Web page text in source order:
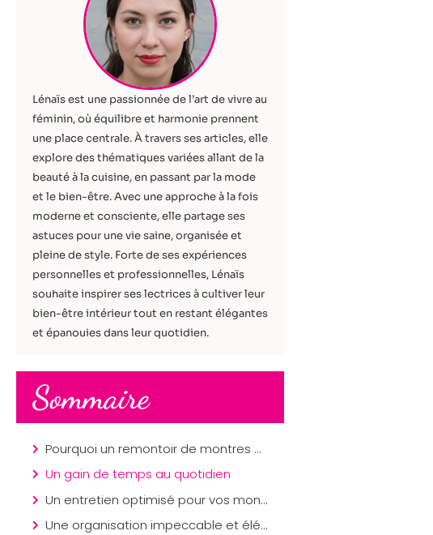
Lénaïs est une passionnée de l’art de vivre au
féminin, où équilibre et harmonie prennent
une place centrale. À travers ses articles, elle
explore des thématiques variées allant de la
beauté à la cuisine, en passant par la mode
et le bien-être. Avec une approche à la fois
moderne et consciente, elle partage ses
astuces pour une vie saine, organisée et
pleine de style. Forte de ses expériences
personnelles et professionnelles, Lénaïs
souhaite inspirer ses lectrices à cultiver leur
bien-être intérieur tout en restant élégantes
et épanouies dans leur quotidien.
Sommaire
Pourquoi un remontoir de montres est l’accessoire parfait pour les personnes organisées ?
Un gain de temps au quotidien
Un entretien optimisé pour vos montres
Une organisation impeccable et élégante